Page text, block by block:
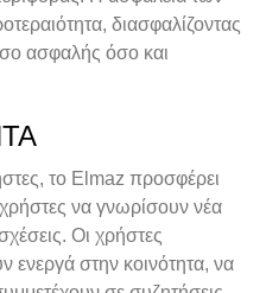
διασφαλίζοντας
ασφαλής όσο και
το Elmaz προσφέρει
να γνωρίσουν νέα
Οι χρήστες
ενεργά στην κοινότητα, να